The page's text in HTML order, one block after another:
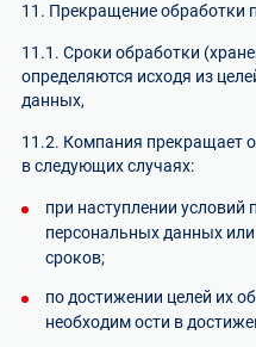
11. Прекращение обработки
11.1. Сроки обработки
определяются исходя из
данных,
11.2. Компания прекращает
в следующих случаях:
при наступлении
персональных данных
сроков;
по достижении целей их
необходим ости в